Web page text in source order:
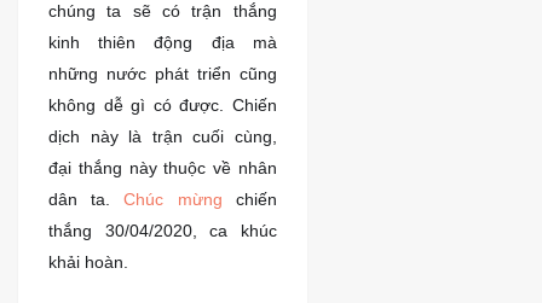
chúng ta sẽ có trận thắng
kinh thiên động địa mà
những nước phát triển cũng
không dễ gì có được. Chiến
dịch này là trận cuối cùng,
đại thắng này thuộc về nhân
dân ta.Chúc mừng chiến
thắng 30/04/2020, ca khúc
khải hoàn.